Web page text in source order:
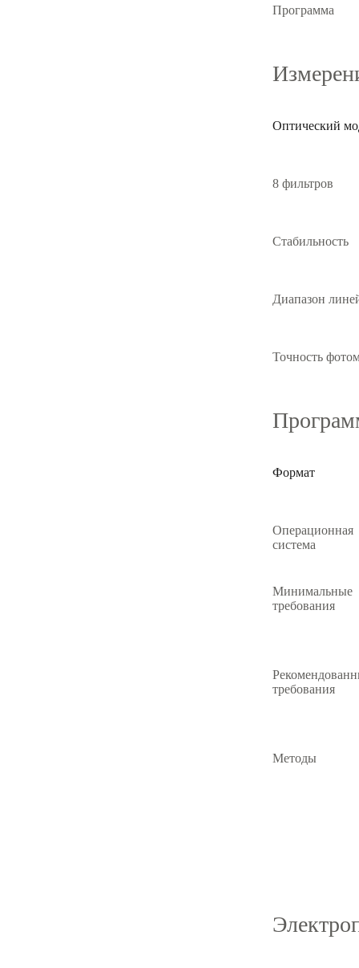
Программа
Оптический
8 фильтров
Стабильность
Диапазон
Точность
Формат
Операционная
система
Минимальные
требования
требования
Методы